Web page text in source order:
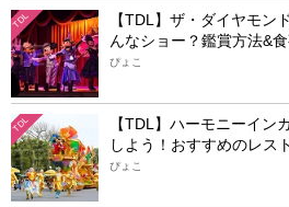
TDL
【TDL】ザ・ダイヤモン
んなショー？鑑賞方法&
ぴょこ
TDL
【TDL】ハーモニーイン
しよう！おすすめのレス
ぴょこ